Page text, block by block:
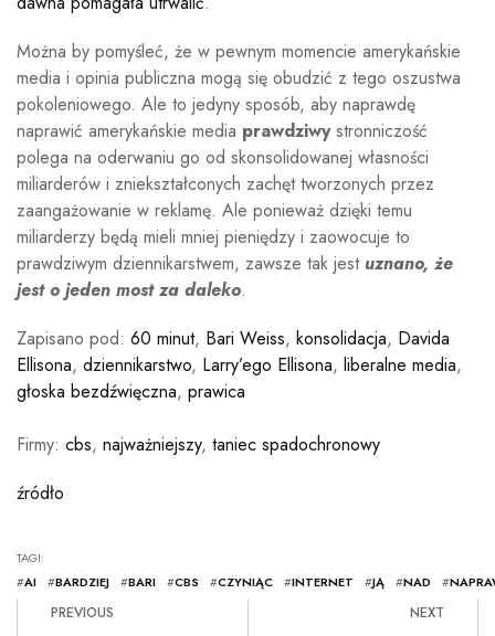
Można by pomyśleć, że w pewnym momencie amerykańskie
media i opinia publiczna mogą się obudzić z tego oszustwa
pokoleniowego. Ale to jedyny sposób, aby naprawdę
naprawić amerykańskie media prawdziwystronniczość
polega na oderwaniu go od skonsolidowanej własności
miliarderów i zniekształconych zachęt tworzonych przez
zaangażowanie w reklamę. Ale ponieważ dzięki temu
miliarderzy będą mieli mniej pieniędzy i zaowocuje to
prawdziwym dziennikarstwem, zawsze tak jest uznano, że
jest o jeden most za daleko.
Zapisano pod: 60 minut, Bari Weiss, konsolidacja, Davida
Ellisona, dziennikarstwo, Larry’ego Ellisona, liberalne media,
głoska bezdźwięczna, prawica
Firmy: cbs, najważniejszy, taniec spadochronowy
źródło
TAGI:
#AI #BARDZIEJ #BARI #CBS #CZYNIĄC #INTERNET #JĄ #NAD #
PREVIOUS NEXT